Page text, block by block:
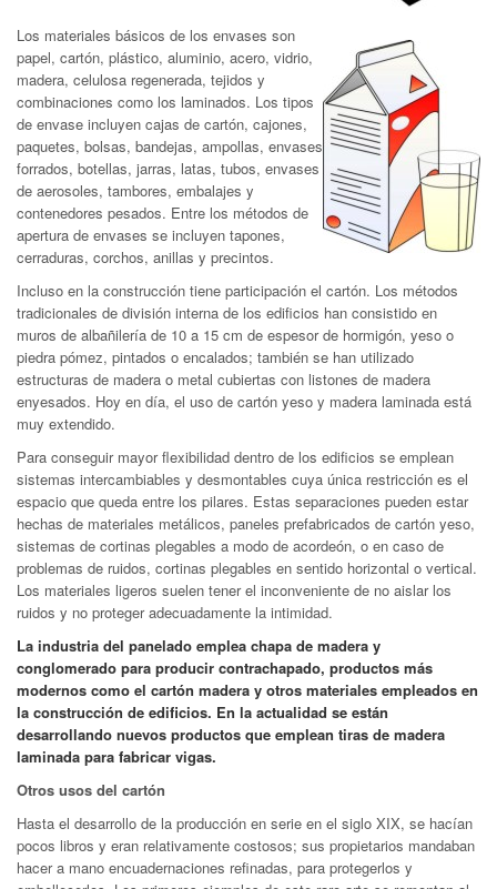
Los materiales básicos de los envases son
papel, cartón, plástico, aluminio, acero, vidrio,
madera, celulosa regenerada, tejidos y
combinaciones como los laminados. Los tipos
de envase incluyen cajas de cartón, cajones,
paquetes, bolsas, bandejas, ampollas, envases
forrados, botellas, jarras, latas, tubos, envases
de aerosoles, tambores, embalajes y
contenedores pesados. Entre los métodos de
apertura de envases se incluyen tapones,
cerraduras, corchos, anillas y precintos.
Incluso en la construcción tiene participación el cartón. Los métodos
tradicionales de división interna de los edificios han consistido en
muros de albañilería de 10 a 15 cm de espesor de hormigón, yeso o
piedra pómez, pintados o encalados; también se han utilizado
estructuras de madera o metal cubiertas con listones de madera
enyesados. Hoy en día, el uso de cartón yeso y madera laminada está
muy extendido.
Para conseguir mayor flexibilidad dentro de los edificios se emplean
sistemas intercambiables y desmontables cuya única restricción es el
espacio que queda entre los pilares. Estas separaciones pueden estar
hechas de materiales metálicos, paneles prefabricados de cartón yeso,
sistemas de cortinas plegables a modo de acordeón, o en caso de
problemas de ruidos, cortinas plegables en sentido horizontal o vertical.
Los materiales ligeros suelen tener el inconveniente de no aislar los
ruidos y no proteger adecuadamente la intimidad.
La industria del panelado emplea chapa de madera y
conglomerado para producir contrachapado, productos más
modernos como el cartón madera y otros materiales empleados en
la construcción de edificios. En la actualidad se están
desarrollando nuevos productos que emplean tiras de madera
laminada para fabricar vigas.
Otros usos del cartón
Hasta el desarrollo de la producción en serie en el siglo XIX, se hacían
pocos libros y eran relativamente costosos; sus propietarios mandaban
hacer a mano encuadernaciones refinadas, para protegerlos y